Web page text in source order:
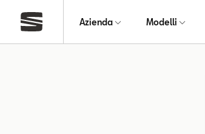
Azienda Modelli